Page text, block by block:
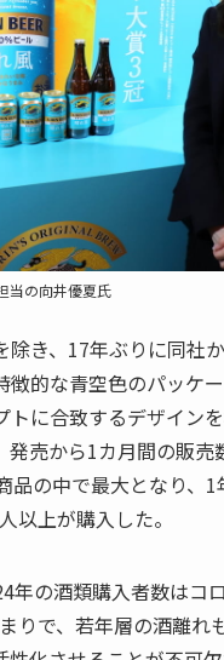
当の向井優夏氏
除き、17年ぶりに同社
的な青空色のパッケ
に合致するデザイン
売から1カ月間の販売
品の中で最大となり、
以上が購入した。
年の酒類購入者数はコ
りで、若年層の酒離れ